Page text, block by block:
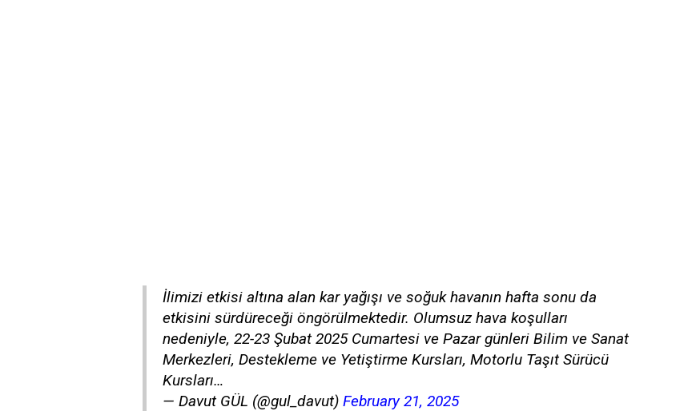
İlimizi etkisi altına alan kar yağışı ve soğuk havanın hafta sonu da
etkisini sürdüreceği öngörülmektedir. Olumsuz hava koşulları
nedeniyle, 22-23 Şubat 2025 Cumartesi ve Pazar günleri Bilim ve Sanat
Merkezleri, Destekleme ve Yetiştirme Kursları, Motorlu Taşıt Sürücü
Kursları…
— Davut GÜL (@gul_davut) February 21, 2025